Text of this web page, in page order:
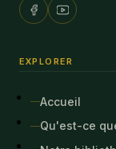
EXPLORER
Accueil
Qu'est-ce